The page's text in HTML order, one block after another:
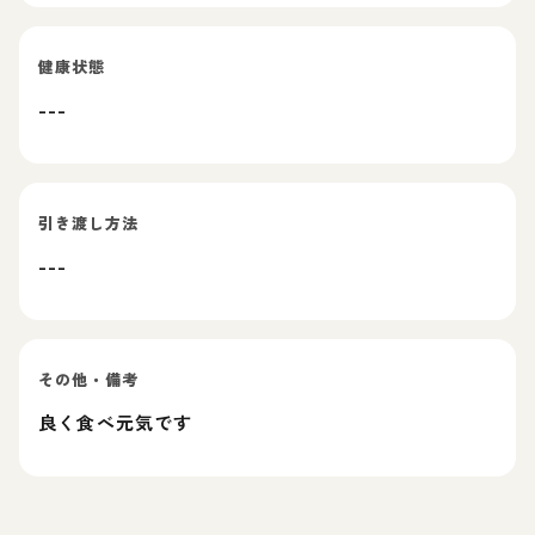
健康状態
---
引き渡し方法
---
その他・備考
良く食べ元気です